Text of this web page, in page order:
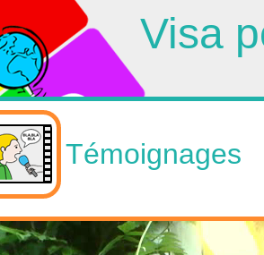
Visa
Témoignages